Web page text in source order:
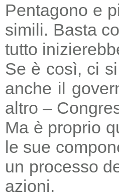
Pentagono e
simili. Basta
tutto
Se è così, ci
anche il
altro –
Ma è proprio
le sue
un processo
azioni.